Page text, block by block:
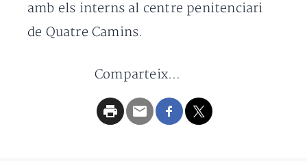
amb els interns al centre penitenciari
de Quatre Camins.
Comparteix...